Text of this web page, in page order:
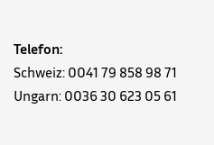
Telefon:
Schweiz: 0041 79 858 98 71
Ungarn: 0036 30 623 05 61